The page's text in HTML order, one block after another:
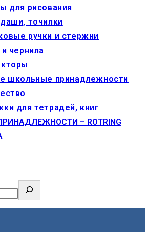
для рисования
точилки
ручки и стержни
чернила
школьные принадлежности
для тетрадей, книг
– ROTRING